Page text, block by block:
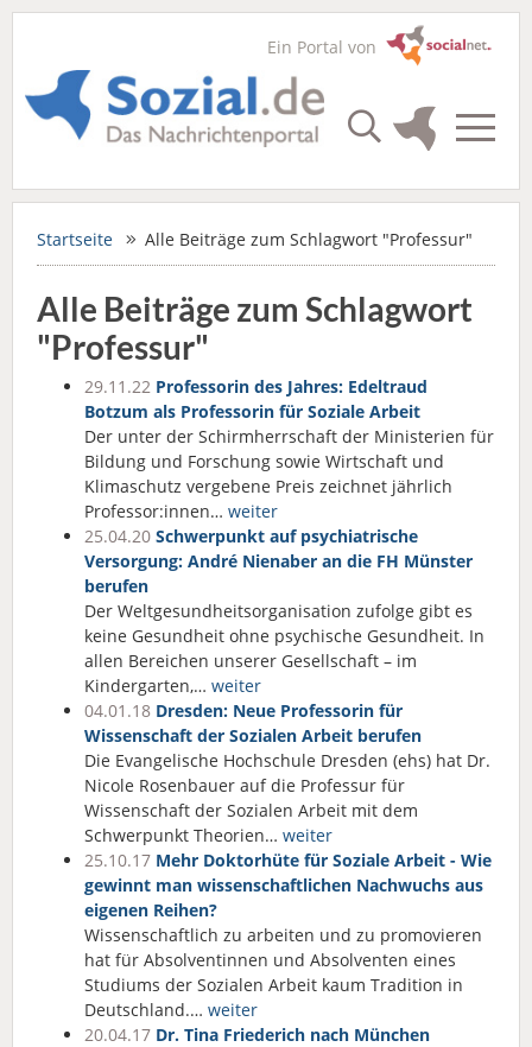
Ein Portal von
Startseite Alle Beiträge zum Schlagwort "Professur"
Alle Beiträge zum Schlagwort
"Professur"
29.11.22 Professorin des Jahres: Edeltraud
Botzum als Professorin für Soziale Arbeit
Der unter der Schirmherrschaft der Ministerien für
Bildung und Forschung sowie Wirtschaft und
Klimaschutz vergebene Preis zeichnet jährlich
Professor:innen… weiter
25.04.20 Schwerpunkt auf psychiatrische
Versorgung: André Nienaber an die FH Münster
berufen
Der Weltgesundheitsorganisation zufolge gibt es
keine Gesundheit ohne psychische Gesundheit. In
allen Bereichen unserer Gesellschaft – im
Kindergarten,… weiter
04.01.18 Dresden: Neue Professorin für
Wissenschaft der Sozialen Arbeit berufen
Die Evangelische Hochschule Dresden (ehs) hat Dr.
Nicole Rosenbauer auf die Professur für
Wissenschaft der Sozialen Arbeit mit dem
Schwerpunkt Theorien… weiter
25.10.17 Mehr Doktorhüte für Soziale Arbeit - Wie
gewinnt man wissenschaftlichen Nachwuchs aus
eigenen Reihen?
Wissenschaftlich zu arbeiten und zu promovieren
hat für Absolventinnen und Absolventen eines
Studiums der Sozialen Arbeit kaum Tradition in
Deutschland.… weiter
20.04.17 Dr. Tina Friederich nach München